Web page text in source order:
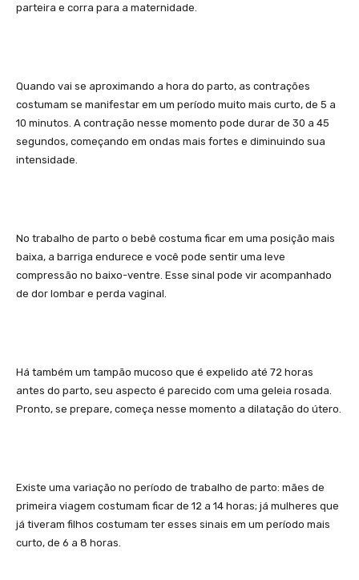
parteira e corra para a maternidade.
Quando vai se aproximando a hora do parto, as contrações
costumam se manifestar em um período muito mais curto, de 5 a
10 minutos. A contração nesse momento pode durar de 30 a 45
segundos, começando em ondas mais fortes e diminuindo sua
intensidade.
No trabalho de parto o bebê costuma ficar em uma posição mais
baixa, a barriga endurece e você pode sentir uma leve
compressão no baixo-ventre. Esse sinal pode vir acompanhado
de dor lombar e perda vaginal.
Há também um tampão mucoso que é expelido até 72 horas
antes do parto, seu aspecto é parecido com uma geleia rosada.
Pronto, se prepare, começa nesse momento a dilatação do útero.
Existe uma variação no período de trabalho de parto: mães de
primeira viagem costumam ficar de 12 a 14 horas; já mulheres que
já tiveram filhos costumam ter esses sinais em um período mais
curto, de 6 a 8 horas.